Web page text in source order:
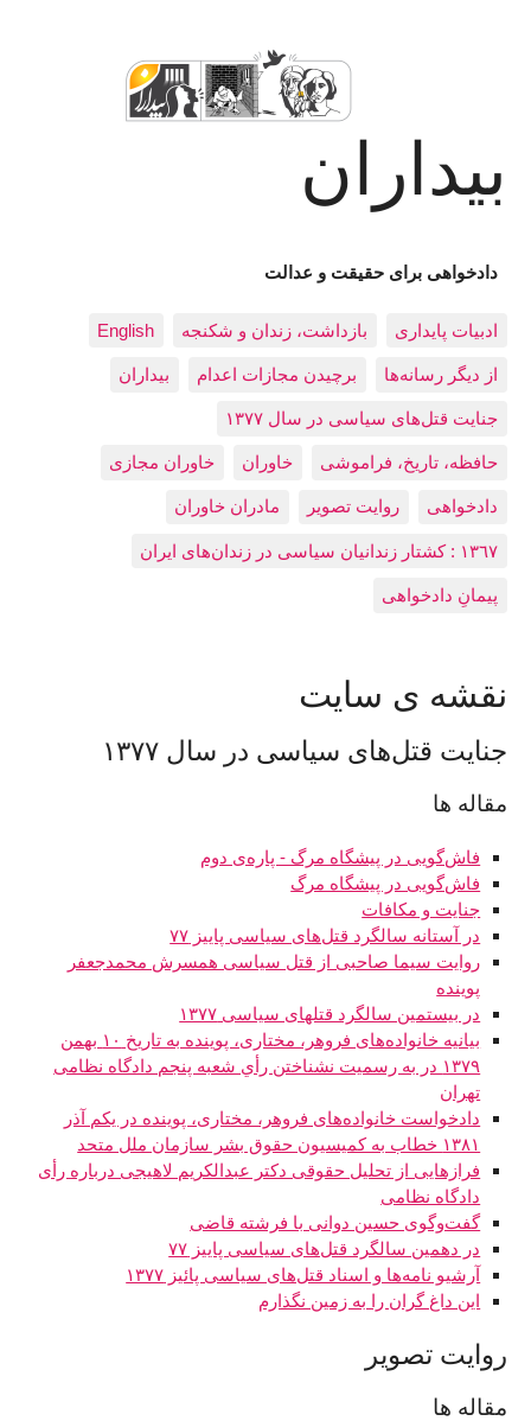
بیداران
دادخواهی برای حقیقت و عدالت
ادبيات پايداری بازداشت، زندان و شکنجه English
از دیگر رسانه‌ها برچیدن مجازات اعدام بيداران
جنایت قتل‌های سیاسی در سال ۱۳۷۷
حافظه، تاريخ، فراموشی خاوران خاوران مجازی
دادخواهی روایت تصویر مادران خاوران
١٣٦٧ : کشتار زندانيان سياسی در زندان‌های ایران
پیمانِ دادخواهی
نقشه ى سايت
جنایت قتل‌های سیاسی در سال ۱۳۷۷
مقاله ها
فاش‌گویی در پیشگاه مرگ - پاره‌ی دوم
فاش‌گویی در پیشگاه مرگ
جنایت و مکافات
در آستانه سالگرد قتل‌های سیاسی پاییز ۷۷
روایت سیما صاحبی از قتل سیاسی همسرش محمدجعفر
پوینده
در بیستمین سالگرد قتلهای سیاسی ۱۳۷۷
بیانیه خانواده‌های فروهر، مختاری، پوینده به تاریخ ۱۰ بهمن
۱۳۷۹ در به رسمیت نشناختن رأي شعبه پنجم دادگاه نظامی
تهران
دادخواست خانواده‌های فروهر، مختاری، پوینده در یکم آذر
۱۳۸۱ خطاب به کمیسیون حقوق بشر سازمان ملل متحد
فرازهایی از تحليل حقوقی دکتر عبدالکریم لاهیجی درباره رأی
دادگاه نظامی
گفت‌وگوی حسین دوانی با فرشته قاضی
در دهمین سالگرد قتل‌های سیاسی پاییز ۷۷
آرشیو نامه‌ها و اسناد قتل‌های سیاسی پائیز ۱۳۷۷
این داغ گران را به زمین نگذارم
روایت تصویر
مقاله ها